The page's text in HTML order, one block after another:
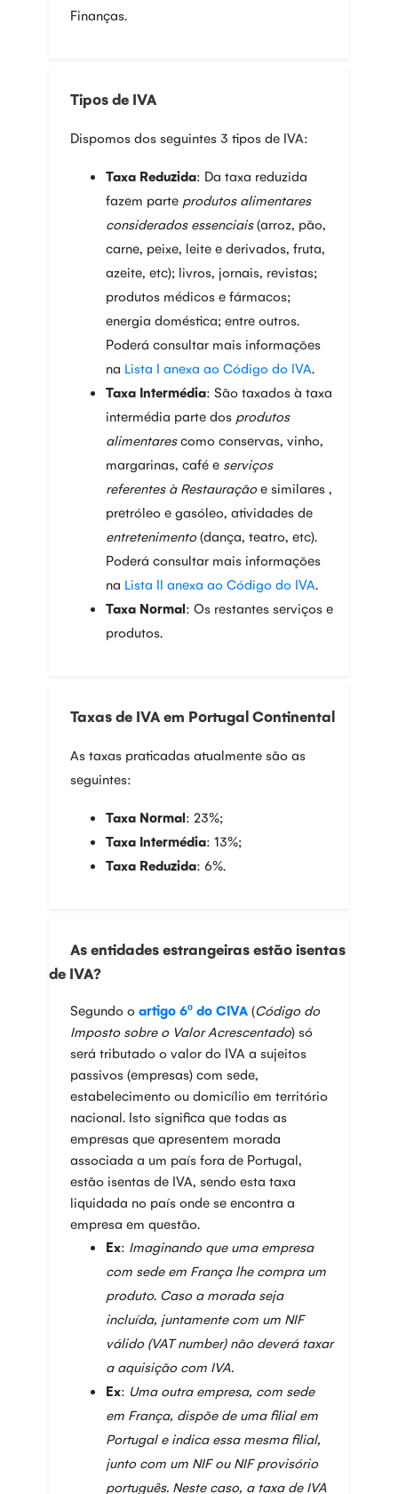
Finanças.
Tipos de IVA
Dispomos dos seguintes 3 tipos de IVA:
Taxa Reduzida: Da taxa reduzida
fazem parte produtos alimentares
considerados essenciais(arroz, pão,
carne, peixe, leite e derivados, fruta,
azeite, etc); livros, jornais, revistas;
produtos médicos e fármacos;
energia doméstica; entre outros.
Poderá consultar mais informações
na Lista I anexa ao Código do IVA.
Taxa Intermédia: São taxados à taxa
intermédia parte dos produtos
alimentarescomo conservas, vinho,
margarinas, café e serviços
referentes à Restauraçãoe similares ,
pretróleo e gasóleo, atividades de
entretenimento(dança, teatro, etc).
Poderá consultar mais informações
na Lista II anexa ao Código do IVA.
Taxa Normal: Os restantes serviços e
produtos.
Taxas de IVA em Portugal Continental
As taxas praticadas atualmente são as
seguintes:
Taxa Normal: 23%;
Taxa Intermédia: 13%;
Taxa Reduzida: 6%.
As entidades estrangeiras estão isentas
de IVA?
Segundo o artigo 6º do CIVA (Código do
Imposto sobre o Valor Acrescentado) só
será tributado o valor do IVA a sujeitos
passivos (empresas) com sede,
estabelecimento ou domicílio em território
nacional. Isto significa que todas as
empresas que apresentem morada
associada a um país fora de Portugal,
estão isentas de IVA, sendo esta taxa
liquidada no país onde se encontra a
empresa em questão.
Ex: Imaginando que uma empresa
com sede em França lhe compra um
produto. Caso a morada seja
incluída, juntamente com um NIF
válido (VAT number) não deverá taxar
a aquisição com IVA.
Ex: Uma outra empresa, com sede
em França, dispõe de uma filial em
Portugal e indica essa mesma filial,
junto com um NIF ou NIF provisório
português. Neste caso, a taxa de IVA